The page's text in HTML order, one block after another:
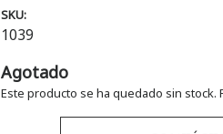
SKU:
1039
Agotado
Este producto se ha quedado sin